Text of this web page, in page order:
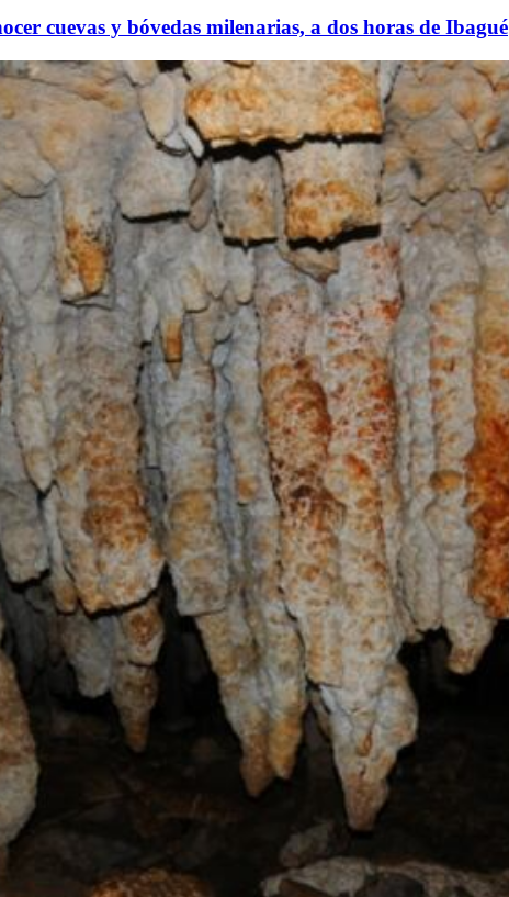
cuevas y bóvedas milenarias, a dos horas de Ibagué